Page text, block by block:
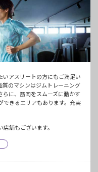
いアスリートの方にもご満足い
のマシンはジムトレーニング
に、筋肉をスムーズに動かす
できるエリアもあります。充実
舗もございます。